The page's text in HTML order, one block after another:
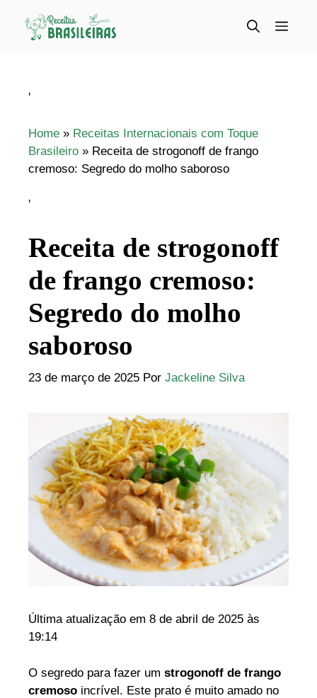
Menu
'
Home » Receitas Internacionais com Toque
Brasileiro » Receita de strogonoff de frango
cremoso: Segredo do molho saboroso
'
Receita de strogonoff
de frango cremoso:
Segredo do molho
saboroso
23 de março de 2025 Por Jackeline Silva
Última atualização em 8 de abril de 2025 às
19:14
O segredo para fazer um strogonoff de frango
cremoso incrível. Este prato é muito amado no